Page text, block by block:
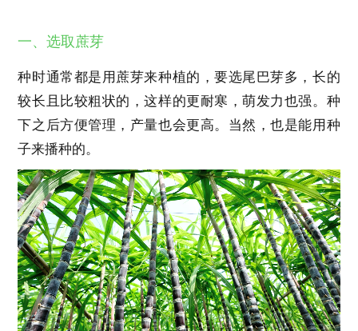
一、选取蔗芽
种时通常都是用蔗芽来种植的，要选尾巴芽多，长的
较长且比较粗状的，这样的更耐寒，萌发力也强。种
下之后方便管理，产量也会更高。当然，也是能用种
子来播种的。